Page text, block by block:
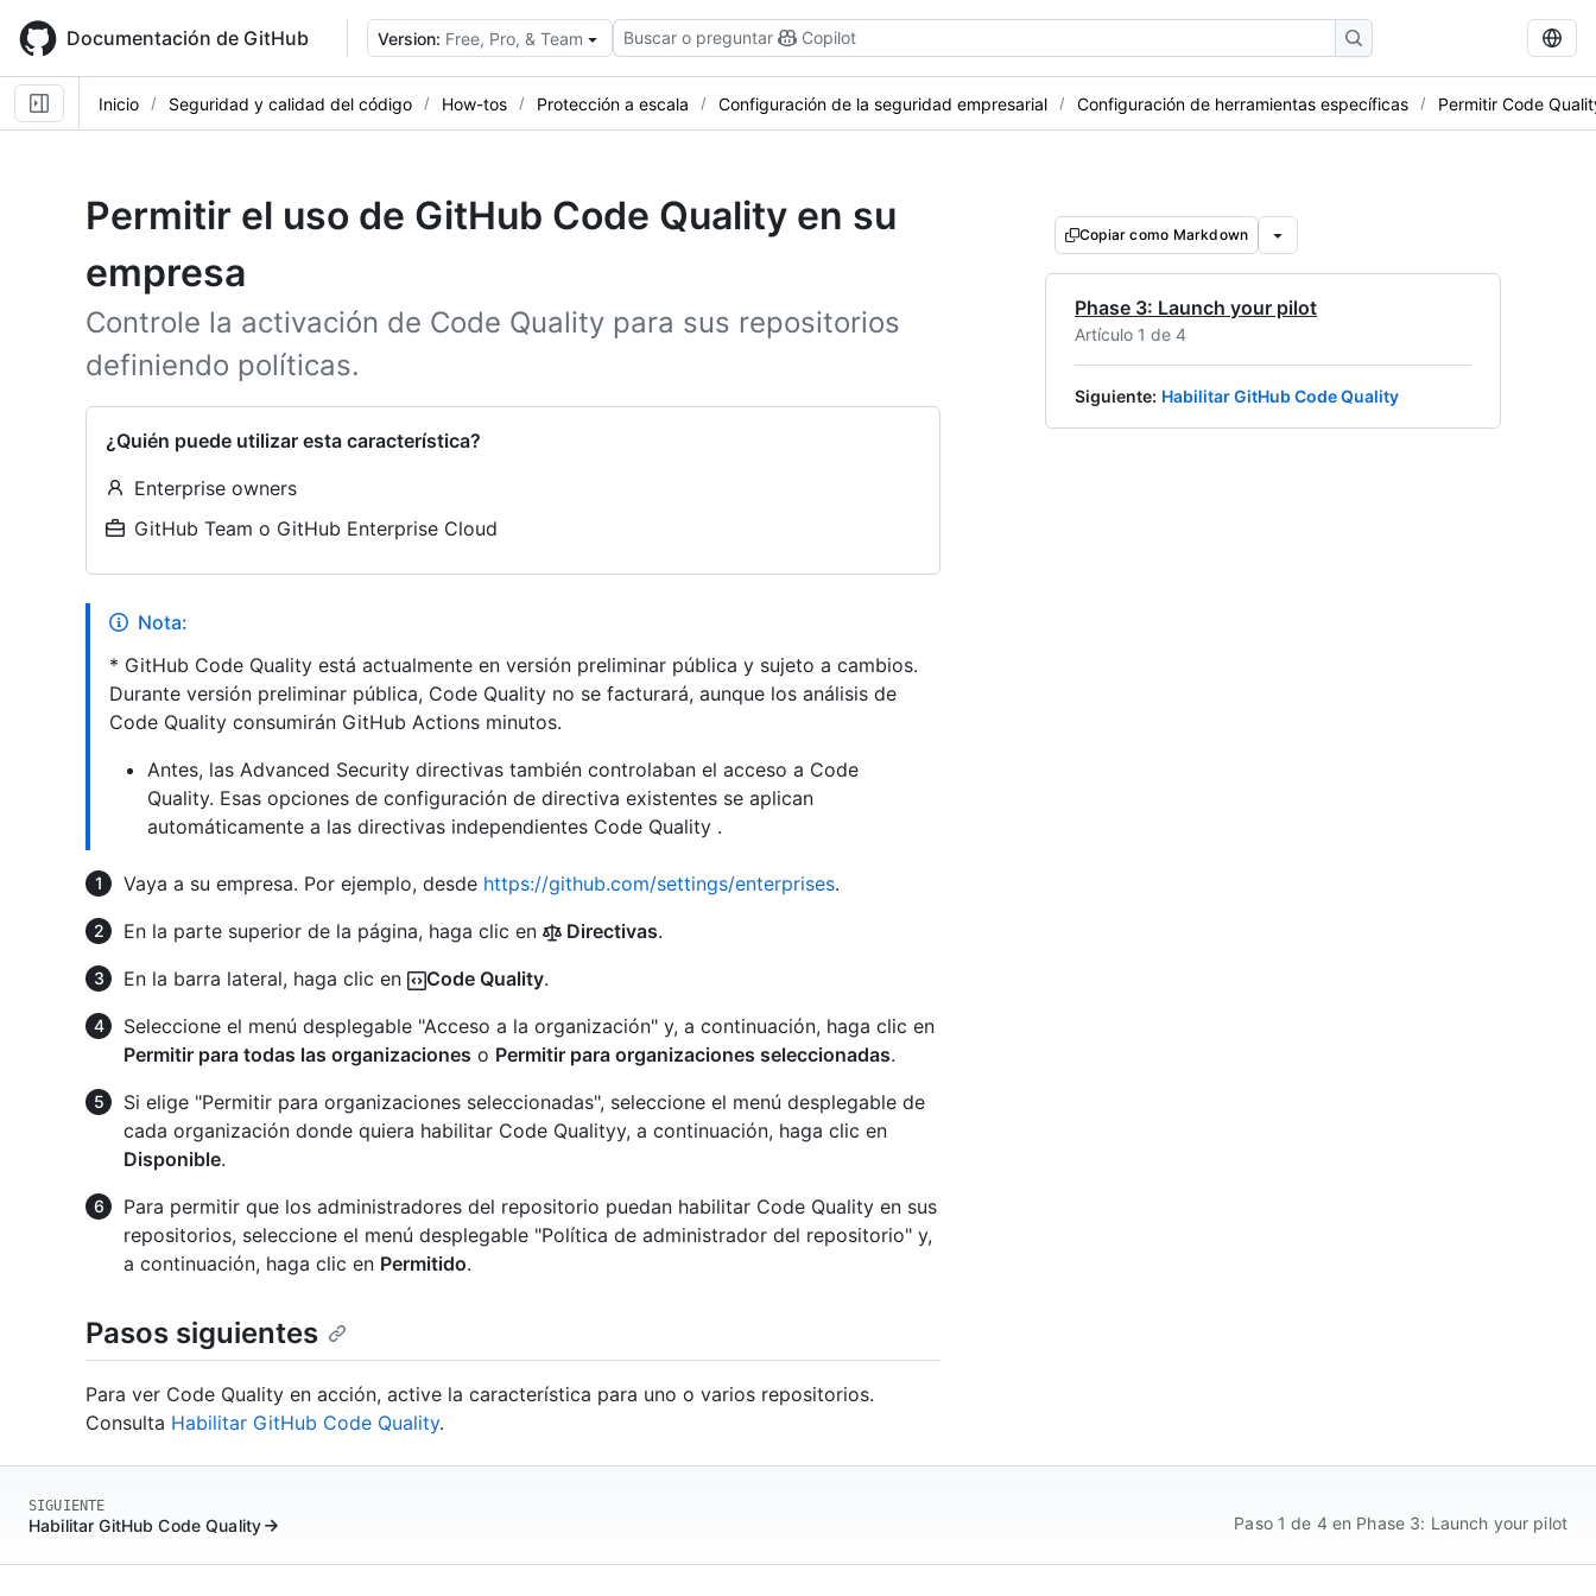
main
content
Documentación de GitHub Version: Free, Pro, & Team Buscar o preguntar Copilot
Inicio Seguridad y calidad del código How-tos Protección a escala Configuración de la seguridad empresarial Configuración de herramientas específicas Permitir Code
Permitir el uso de GitHub Code Quality en su
empresa
Controle la activación de Code Quality para sus repositorios
definiendo políticas.
¿Quién puede utilizar esta característica?
Enterprise owners
GitHub Team o GitHub Enterprise Cloud
Copiar como Markdown
Phase 3: Launch your pilot
Artículo 1 de 4
Siguiente: Habilitar GitHub Code Quality
Nota:
* GitHub Code Quality está actualmente en versión preliminar pública y sujeto a cambios.
Durante versión preliminar pública, Code Quality no se facturará, aunque los análisis de
Code Quality consumirán GitHub Actions minutos.
Antes, las Advanced Security directivas también controlaban el acceso a Code
Quality. Esas opciones de configuración de directiva existentes se aplican
automáticamente a las directivas independientes Code Quality .
Vaya a su empresa. Por ejemplo, desde https://github.com/settings/enterprises.
En la parte superior de la página, haga clic en
Directivas.
En la barra lateral, haga clic en
Code Quality.
Seleccione el menú desplegable "Acceso a la organización" y, a continuación, haga clic en
Permitir para todas las organizaciones o Permitir para organizaciones seleccionadas.
Si elige "Permitir para organizaciones seleccionadas", seleccione el menú desplegable de
cada organización donde quiera habilitar Code Qualityy, a continuación, haga clic en
Disponible.
Para permitir que los administradores del repositorio puedan habilitar Code Quality en sus
repositorios, seleccione el menú desplegable "Política de administrador del repositorio" y,
a continuación, haga clic en Permitido.
Pasos siguientes
Para ver Code Quality en acción, active la característica para uno o varios repositorios.
Consulta Habilitar GitHub Code Quality.
SIGUIENTE
Habilitar GitHub Code Quality Paso 1 de 4 en Phase 3: Launch your pilot